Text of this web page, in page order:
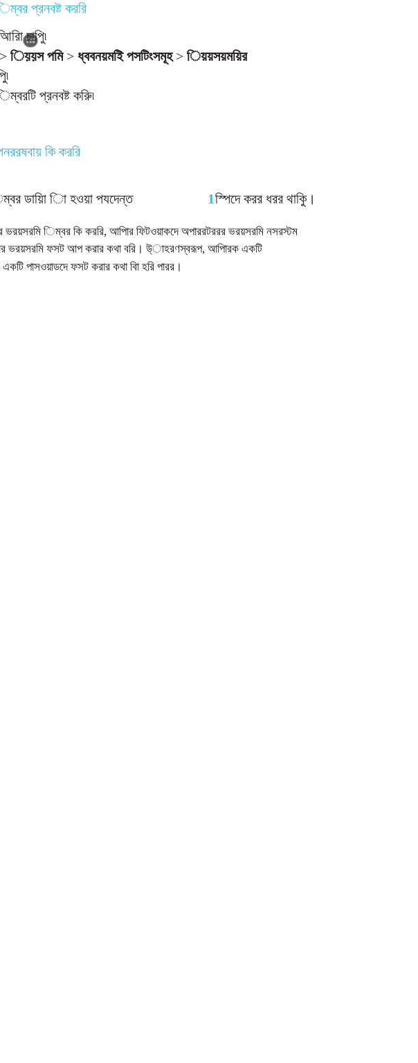
প্রনবষ্ট কররি
চাপুি৷
িয়য়স পমি> ধ্ববনয়মইি পসটিংসমূহ> িয়য়সয়ময়ির
প্রনবষ্ট করুি৷
কি কররি
ডায়াি িা হওয়া পযদেন্ত 1স্পিদে করর ধরর থাকুি।
ভরয়সরমি িম্বর কি কররি, আপিার ফিটওয়াকদে অপাররটররর ভরয়সরমি নসরস্টম
ভরয়সরমি ফসট আপ করার কথা বরি। উ্াহরণস্বরূপ, আপিারক একটি
পাসওয়াডদে ফসট করার কথা বিা হরি পারর।